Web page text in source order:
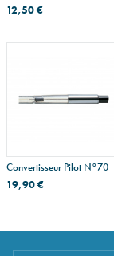
12,50 €
Convertisseur Pilot N°70
19,90 €